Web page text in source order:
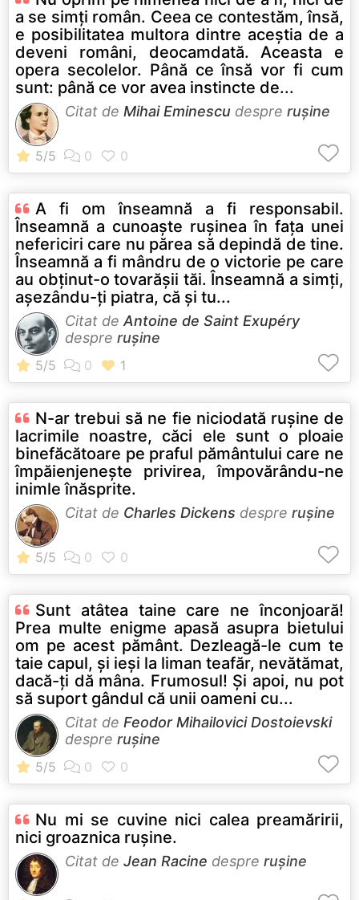
a se simţi român. Ceea ce contestăm, însă,
e posibilitatea multora dintre aceştia de a
deveni români, deocamdată. Aceasta e
opera secolelor. Până ce însă vor fi cum
sunt: până ce vor avea instincte de...
Citat de Mihai Eminescu despre rușine
A fi om înseamnă a fi responsabil.
Înseamnă a cunoaşte ruşinea în faţa unei
nefericiri care nu părea să depindă de tine.
Înseamnă a fi mândru de o victorie pe care
au obţinut-o tovarăşii tăi. Înseamnă a simţi,
aşezându-ţi piatra, că şi tu...
Citat de Antoine de Saint Exupéry
despre rușine
N-ar trebui să ne fie niciodată ruşine de
lacrimile noastre, căci ele sunt o ploaie
binefăcătoare pe praful pământului care ne
împăienjeneşte privirea, împovărându-ne
inimle înăsprite.
Citat de Charles Dickens despre rușine
Sunt atâtea taine care ne înconjoară!
Prea multe enigme apasă asupra bietului
om pe acest pământ. Dezleagă-le cum te
taie capul, şi ieşi la liman teafăr, nevătămat,
dacă-ţi dă mâna. Frumosul! Şi apoi, nu pot
să suport gândul că unii oameni cu...
Citat de Feodor Mihailovici Dostoievski
despre rușine
Nu mi se cuvine nici calea preamăririi,
nici groaznica ruşine.
Citat de Jean Racine despre rușine